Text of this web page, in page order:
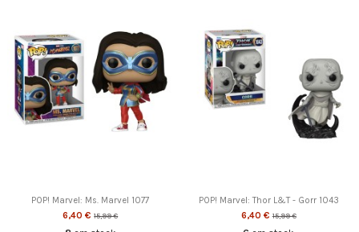
POP! Marvel: Ms. Marvel 1077
6,40 €15,99 €
POP! Marvel: Thor L&T - Gorr 1043
6,40 €15,99 €